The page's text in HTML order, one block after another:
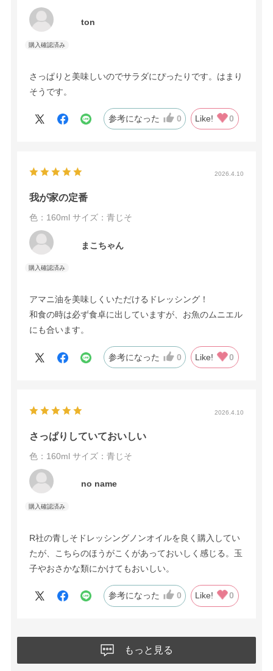
ton
さっぱりと美味しいのでサラダにぴったりです。はまり
そうです。
参考になった 0 Like! 0
2026.4.10
我が家の定番
色：160ml サイズ：青じそ
まこちゃん
アマニ油を美味しくいただけるドレッシング！
和食の時は必ず食卓に出していますが、お魚のムニエル
にも合います。
参考になった 0 Like! 0
2026.4.10
さっぱりしていておいしい
色：160ml サイズ：青じそ
no name
R社の青しそドレッシングノンオイルを良く購入してい
たが、こちらのほうがこくがあっておいしく感じる。玉
子やおさかな類にかけてもおいしい。
参考になった 0 Like! 0
もっと見る